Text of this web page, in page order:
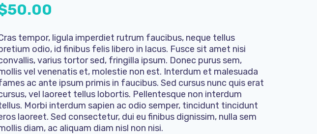
50.00
tempor, ligula imperdiet rutrum faucibus, neque tellus
odio, id finibus felis libero in lacus. Fusce sit amet nisi
varius tortor sed, fringilla ipsum. Donec purus sem,
vel venenatis et, molestie non est. Interdum et malesuada
ac ante ipsum primis in faucibus. Sed cursus nunc quis erat
vel laoreet tellus lobortis. Pellentesque non interdum
Morbi interdum sapien ac odio semper, tincidunt tincidunt
laoreet. Sed consectetur, dui eu finibus dignissim, nulla sem
diam, ac aliquam diam nisl non nisi.